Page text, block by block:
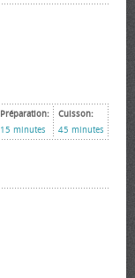
Préparation:
15 minutes
Cuisson:
45 minutes